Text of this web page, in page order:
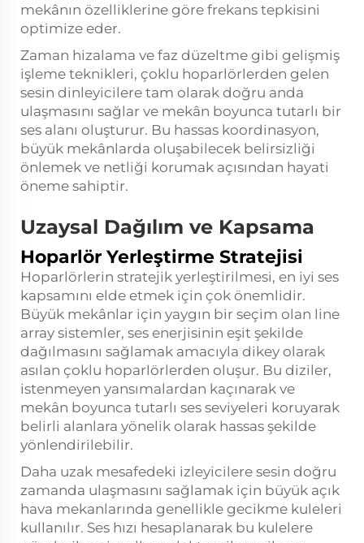
mekânın özelliklerine göre frekans tepkisini
optimize eder.
Zaman hizalama ve faz düzeltme gibi gelişmiş
işleme teknikleri, çoklu hoparlörlerden gelen
sesin dinleyicilere tam olarak doğru anda
ulaşmasını sağlar ve mekân boyunca tutarlı bir
ses alanı oluşturur. Bu hassas koordinasyon,
büyük mekânlarda oluşabilecek belirsizliği
önlemek ve netliği korumak açısından hayati
öneme sahiptir.
Uzaysal Dağılım ve Kapsama
Hoparlör Yerleştirme Stratejisi
Hoparlörlerin stratejik yerleştirilmesi, en iyi ses
kapsamını elde etmek için çok önemlidir.
Büyük mekânlar için yaygın bir seçim olan line
array sistemler, ses enerjisinin eşit şekilde
dağılmasını sağlamak amacıyla dikey olarak
asılan çoklu hoparlörlerden oluşur. Bu diziler,
istenmeyen yansımalardan kaçınarak ve
mekân boyunca tutarlı ses seviyeleri koruyarak
belirli alanlara yönelik olarak hassas şekilde
yönlendirilebilir.
Daha uzak mesafedeki izleyicilere sesin doğru
zamanda ulaşmasını sağlamak için büyük açık
hava mekanlarında genellikle gecikme kuleleri
kullanılır. Ses hızı hesaplanarak bu kulelere